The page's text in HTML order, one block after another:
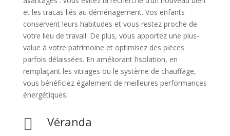
et les tracas liés au déménagement. Vos enfants
conservent leurs habitudes et vous restez proche de
votre lieu de travail. De plus, vous apportez une plus-
value à votre patrimoine et optimisez des pièces
parfois délaissées. En améliorant l’isolation, en
remplaçant les vitrages ou le système de chauffage,
vous bénéficiez également de meilleures performances
énergétiques.
 Véranda